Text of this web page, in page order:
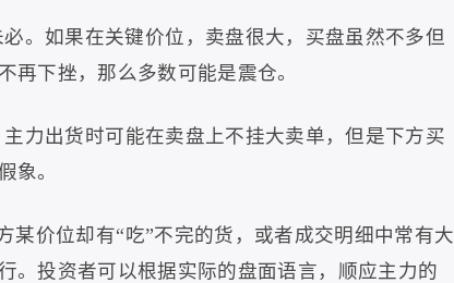
必。如果在关键价位，卖盘很大，买盘虽然不多但
再下挫，那么多数可能是震仓。
力出货时可能在卖盘上不挂大卖单，但是下方买
象。
某价位却有“吃”不完的货，或者成交明细中常有大
。投资者可以根据实际的盘面语言，顺应主力的